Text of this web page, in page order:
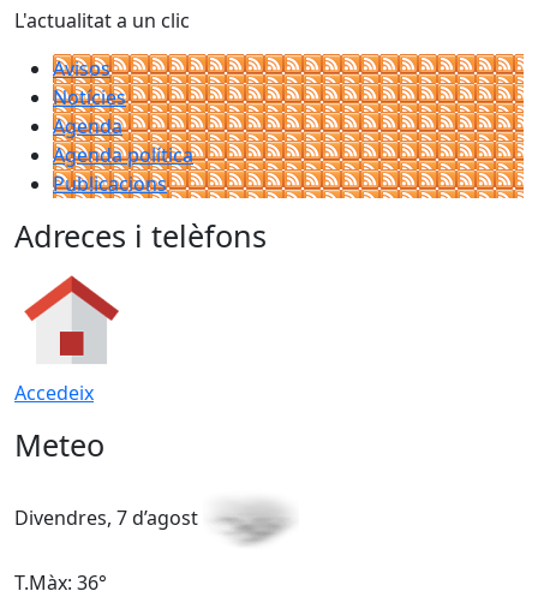
L'actualitat a un clic
Avisos
Notícies
Agenda
Agenda política
Publicacions
Adreces i telèfons
Accedeix
Meteo
Divendres, 7 d’agost
T.Màx: 36°